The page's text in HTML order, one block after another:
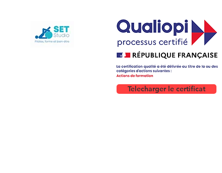
Telecharger le certificat